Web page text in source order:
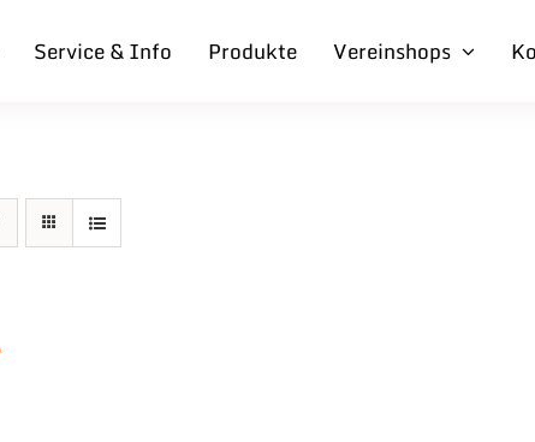
Service & Info Produkte Vereinshops